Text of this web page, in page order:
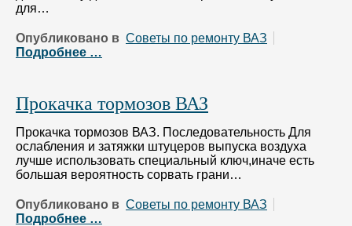
для…
Опубликовано в Советы по ремонту ВАЗ
Подробнее …
Прокачка тормозов ВАЗ
Прокачка тормозов ВАЗ. Последовательность Для
ослабления и затяжки штуцеров выпуска воздуха
лучше использовать специальный ключ,иначе есть
большая вероятность сорвать грани…
Опубликовано в Советы по ремонту ВАЗ
Подробнее …